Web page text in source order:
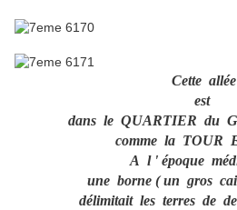
Cette allée
est
dans le QUARTIER du
comme la TOUR
A l ' époque
une borne ( un gros
délimitait les terres de